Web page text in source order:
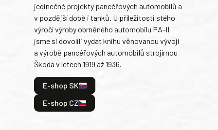
jedinečné projekty pancéřových automobilů a
v pozdější době i tanků. U příležitosti stého
výročí výroby obrněného automobilu PA-II
jsme si dovolili vydat knihu věnovanou vývoji
a výrobě pancéřových automobilů strojírnou
Škoda v letech 1919 až 1936.
E-shop SK
E-shop CZ